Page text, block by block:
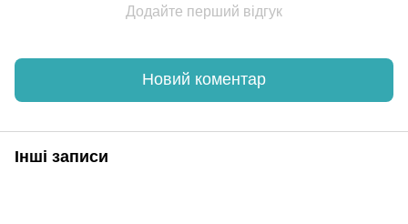
Додайте перший відгук
Новий коментар
Інші записи